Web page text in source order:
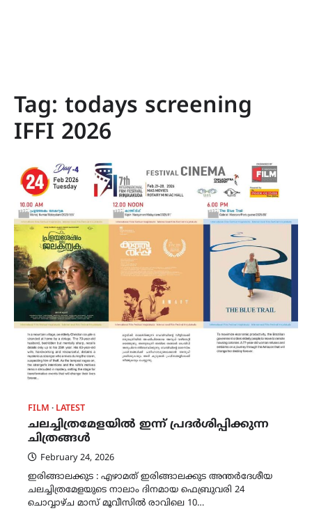
Tag: todays screening
IFFI 2026
FILM LATEST
ചലച്ചിത്രമേളയിൽ ഇന്ന് പ്രദർശിപ്പിക്കുന്ന
ചിത്രങ്ങൾ
February 24, 2026
ഇരിങ്ങാലക്കുട : എഴാമത് ഇരിങ്ങാലക്കുട അന്തർദേശീയ
ചലച്ചിത്രമേളയുടെ നാലാം ദിനമായ ഫെബ്രുവരി 24
ചൊവ്വാഴ്ച മാസ് മൂവീസിൽ രാവിലെ 10…